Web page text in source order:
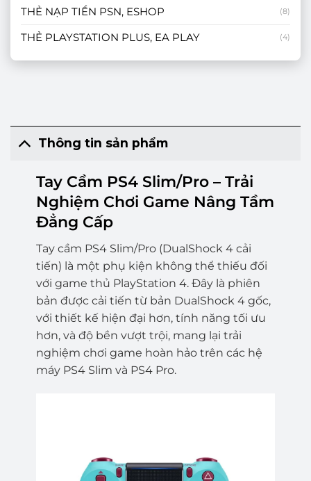
THẺ NẠP TIỀN PSN, ESHOP (8)
THẺ PLAYSTATION PLUS, EA PLAY (4)
Thông tin sản phẩm
Tay Cầm PS4 Slim/Pro – Trải
Nghiệm Chơi Game Nâng Tầm
Đẳng Cấp
Tay cầm PS4 Slim/Pro (DualShock 4 cải
tiến) là một phụ kiện không thể thiếu đối
với game thủ PlayStation 4. Đây là phiên
bản được cải tiến từ bản DualShock 4 gốc,
với thiết kế hiện đại hơn, tính năng tối ưu
hơn, và độ bền vượt trội, mang lại trải
nghiệm chơi game hoàn hảo trên các hệ
máy PS4 Slim và PS4 Pro.